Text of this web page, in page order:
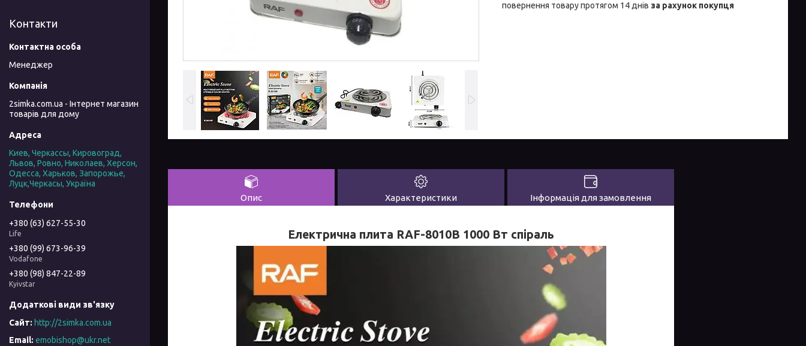
повернення товару протягом 14 днів за рахунок покупця
Опис Характеристики Інформація для замовлення
Електрична плита RAF-8010B 1000 Вт спіраль
Контакти
Менеджер
2simka.com.ua - Інтернет магазин
товарів для дому
Киев, Черкассы, Кировоград,
Львов, Ровно, Николаев, Херсон,
Одесса, Харьков, Запорожье,
Луцк,Черкасы, Україна
+380 (63) 627-55-30
Life
+380 (99) 673-96-39
Vodafone
+380 (98) 847-22-89
Kyivstar
http://2simka.com.ua
emobishop@ukr.net